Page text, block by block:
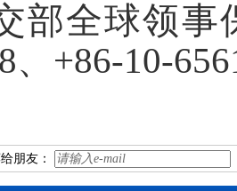
部全球领事
、 +86-10-
朋友：